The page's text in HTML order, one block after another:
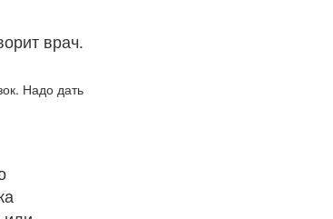
врач.
Надо дать